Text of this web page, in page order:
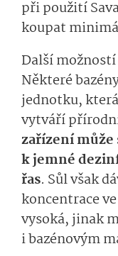
při použití
koupat
Další
Některé
jednotku,
vytváří
zařízení
k jemné
řas. Sůl však
koncentrace
vysoká, jinak
i bazénovým